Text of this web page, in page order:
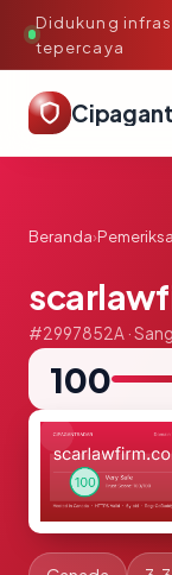
Didukung
tepercaya
Beranda›
#2997852A ·
100